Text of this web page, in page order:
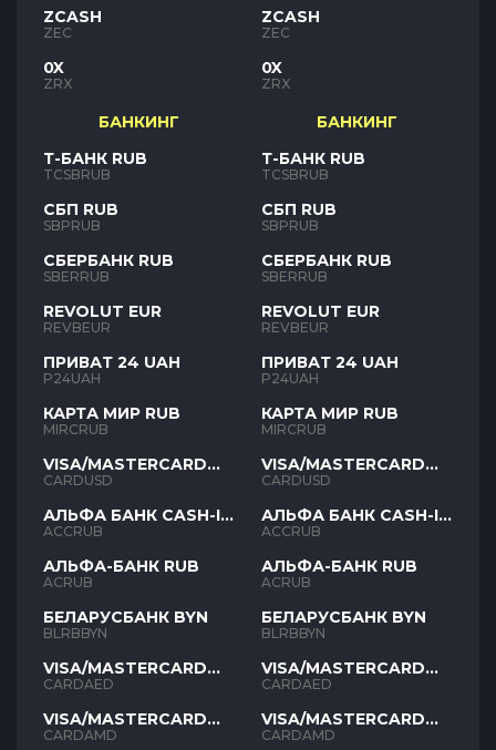
ZCASH
ZEC
0X
ZRX
БАНКИНГ
Т-БАНК RUB
TCSBRUB
СБП RUB
SBPRUB
СБЕРБАНК RUB
SBERRUB
REVOLUT EUR
REVBEUR
ПРИВАТ 24 UAH
P24UAH
КАРТА МИР RUB
MIRCRUB
VISA/MASTERCARD
USD
CARDUSD
АЛЬФА БАНК CASH-IN
RUB
ACCRUB
АЛЬФА-БАНК RUB
ACRUB
БЕЛАРУСБАНК BYN
BLRBBYN
VISA/MASTERCARD
AED
CARDAED
VISA/MASTERCARD
AMD
CARDAMD
ZCASH
ZEC
0X
ZRX
БАНКИНГ
Т-БАНК RUB
TCSBRUB
СБП RUB
SBPRUB
СБЕРБАНК RUB
SBERRUB
REVOLUT EUR
REVBEUR
ПРИВАТ 24 UAH
P24UAH
КАРТА МИР RUB
MIRCRUB
VISA/MASTERCARD
USD
CARDUSD
АЛЬФА БАНК CASH-IN
RUB
ACCRUB
АЛЬФА-БАНК RUB
ACRUB
БЕЛАРУСБАНК BYN
BLRBBYN
VISA/MASTERCARD
AED
CARDAED
VISA/MASTERCARD
AMD
CARDAMD